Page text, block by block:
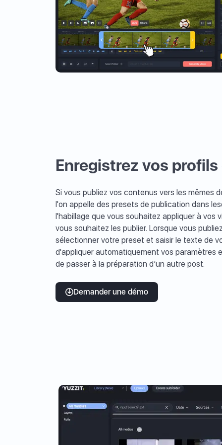
Enregistrez vos
Si vous publiez vos contenus vers les mêmes
l'on appelle des presets de publication dans
l'habillage que vous souhaitez appliquer à vos
vous souhaitez les publier. Lorsque vous
sélectionner votre preset et saisir le texte de
d'appliquer automatiquement vos paramètres
de passer à la préparation d’un autre post.
Demander une démo